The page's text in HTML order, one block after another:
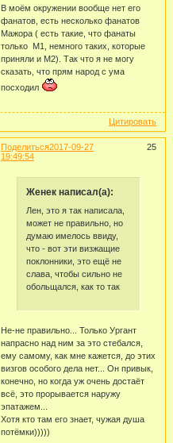
В моём окружении вообще нет его
фанатов, есть несколько фанатов
Мажора ( есть такие, что фанаты
только М1, немного таких, которые
приняли и М2). Так что я не могу
сказать, что прям народ с ума
посходил
Цитировать
Поделиться 25
2017-09-27
19:49:54
Женек написал(а):
Лен, это я так написала,
может не правильно, но
думаю имелось ввиду,
что - вот эти визжащие
поклонники, это ещё не
слава, чтобы сильно не
обольщался, как то так
Не-не правильно... Только Ургант
напрасно над ним за это стебался,
ему самому, как мне кажется, до этих
визгов особого дела нет... Он привык,
конечно, но когда уж очень достаёт
всё, это прорывается наружу
эпатажем...
Хотя кто там его знает, чужая душа
потёмки)))))